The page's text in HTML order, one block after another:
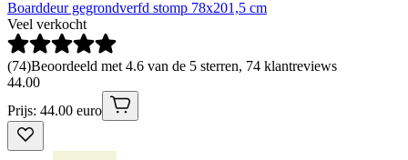
Boarddeur gegrondverfd stomp 78x201,5 cm
Veel verkocht
(74)Beoordeeld met 4.6 van de 5 sterren, 74 klantreviews
44.00
Prijs: 44.00 euro